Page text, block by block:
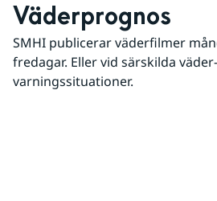
Väderprognos
SMHI publicerar väderfilmer
fredagar. Eller vid särskilda
varningssituationer.